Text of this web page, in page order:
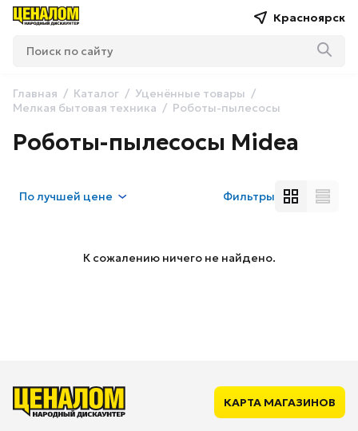
Красноярск
Главная Каталог
Уценённые товары
Мелкая бытовая техника
Роботы-пылесосы
Роботы-пылесосы Midea
Получшей цене Фильтры
К сожалению ничего не найдено.
КАРТА МАГАЗИНОВ